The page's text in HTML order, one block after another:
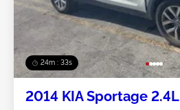
24m : 30s
2014 KIA Sportage 2.4L